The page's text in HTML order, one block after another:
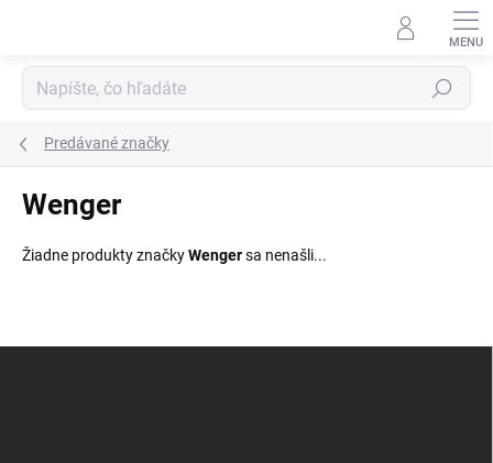
Hľadať
Predávané značky
Wenger
Žiadne produkty značkyWengersa nenašli...